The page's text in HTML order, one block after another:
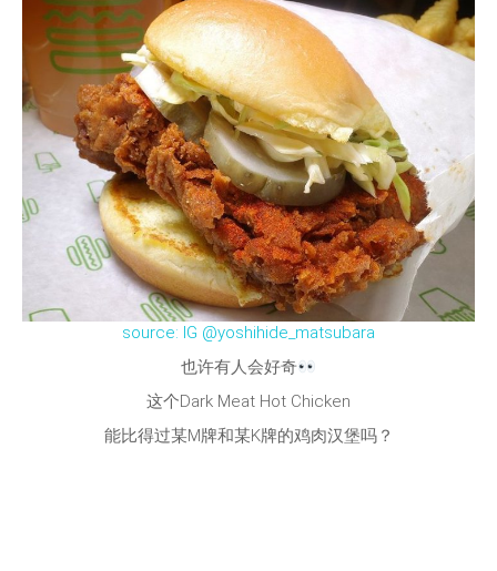
source: IG @yoshihide_matsubara
也许有人会好奇
这个Dark Meat Hot Chicken
能比得过某M牌和某K牌的鸡肉汉堡吗？